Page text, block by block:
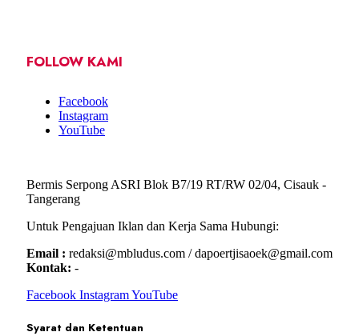
FOLLOW KAMI
Facebook
Instagram
YouTube
Bermis Serpong ASRI Blok B7/19 RT/RW 02/04, Cisauk -
Tangerang
Untuk Pengajuan Iklan dan Kerja Sama Hubungi:
Email : redaksi@mbludus.com / dapoertjisaoek@gmail.com
Kontak: -
Facebook InstagramYouTube
Syarat dan Ketentuan